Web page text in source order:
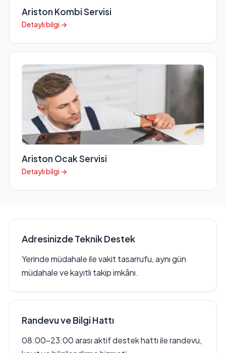
Ariston Kombi Servisi
Detaylı bilgi →
Ariston Ocak Servisi
Detaylı bilgi →
Adresinizde Teknik Destek
Yerinde müdahale ile vakit tasarrufu, aynı gün
müdahale ve kayıtlı takip imkânı.
Randevu ve Bilgi Hattı
08:00–23:00 arası aktif destek hattı ile randevu,